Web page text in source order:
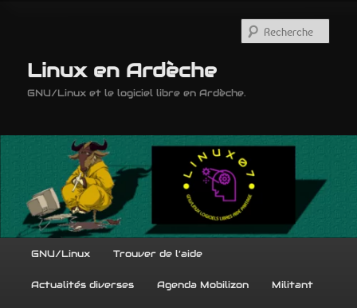
secondaireLinux en Ardèche
GNU/Linux et le logiciel libre en Ardèche.
GNU/Linux Trouver de l’aide
Actualités diverses Agenda Mobilizon Militant